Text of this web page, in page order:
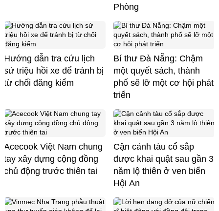
Phòng
Hướng dẫn tra cứu lịch
sử triệu hồi xe để tránh bị
từ chối đăng kiểm
Bí thư Đà Nẵng: Chậm
một quyết sách, thành
phố sẽ lỡ một cơ hội phát
triển
Acecook Việt Nam chung
tay xây dựng cộng đồng
chủ động trước thiên tai
Cận cảnh tàu cổ sắp
được khai quật sau gần 3
năm lộ thiên ở ven biển
Hội An